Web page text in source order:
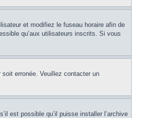
et modifiez le fuseau horaire afin de
qu’aux utilisateurs inscrits. Si vous
soit erronée. Veuillez contacter un
est possible qu’il puisse installer l’archive